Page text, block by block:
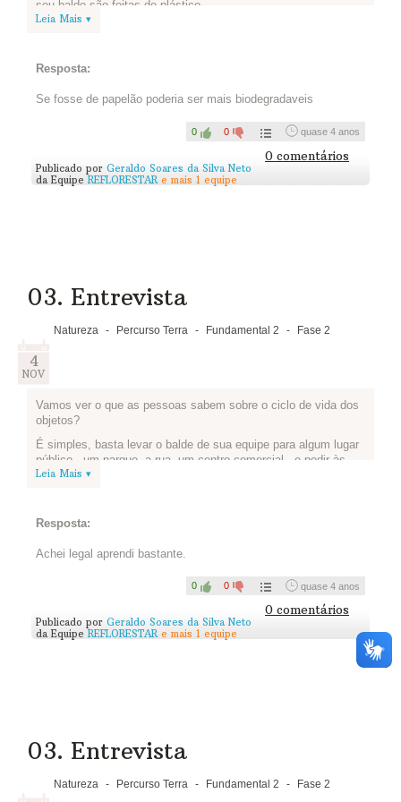
seu balde são feitas de plástico.
seriam? O que mudaria? Como embalaríamos as coisas?
Assista ao vídeo abaixo para entender melhor. Vale também
desenho, como você preferir. Publique sua resposta abaixo:
Assista...
Leia Mais ▾
Resposta:
Se fosse de papelão poderia ser mais biodegradaveis
0 0 quase 4 anos
0 comentários
Publicado por Geraldo Soares da Silva Neto
da Equipe REFLORESTARe mais 1 equipe
03. Entrevista
Natureza - Percurso Terra - Fundamental 2 - Fase 2
4
NOV
Vamos ver o que as pessoas sabem sobre o ciclo de vida dos
objetos?
É simples, basta levar o balde de sua equipe para algum lugar
público - um parque, a rua, um centro comercial - e pedir às
pessoas que estiverem ali para escolher um dos objetos e
especialista na produção de um dos objetos que vocês
e tirar fotos. As respostas podem te surpreender!
Compartilhe conosco sua(s) entrevista(s) publicando no
YouTube e colando o link abaixo(se for vídeo) ou postando
abaixo (se for texto e fotos):
Leia Mais ▾
Resposta:
Achei legal aprendi bastante.
0 0 quase 4 anos
0 comentários
Publicado por Geraldo Soares da Silva Neto
da Equipe REFLORESTARe mais 1 equipe
03. Entrevista
Natureza - Percurso Terra - Fundamental 2 - Fase 2